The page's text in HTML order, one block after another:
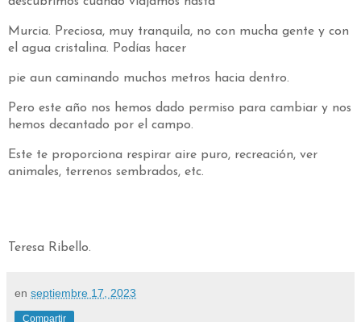
Murcia. Preciosa, muy tranquila, no con mucha gente y con
el agua cristalina. Podías hacer
pie aun caminando muchos metros hacia dentro.
Pero este año nos hemos dado permiso para cambiar y nos
hemos decantado por el campo.
Este te proporciona respirar aire puro, recreación, ver
animales, terrenos sembrados, etc.
Teresa Ribello.
en septiembre 17, 2023
Compartir